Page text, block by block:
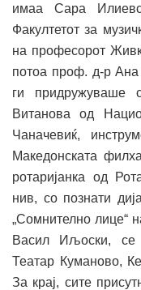
имаа Сара
Факултетот за
на професорот
потоа проф. д-р
ги придружуваше
Витанова од
Чаначевиќ,
Македонската
ротаријанка од
нив, со познати
„Сомнително лице“
Васил Иљоски, се
Театар Куманово,
За крај, сите